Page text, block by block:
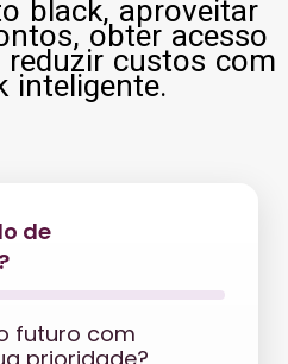
black, aproveitar
obter acesso
reduzir custos com
inteligente.
de
futuro com